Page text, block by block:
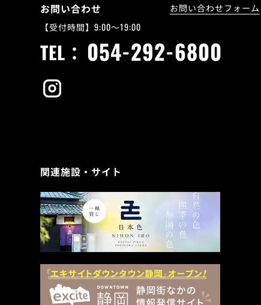
お問い合わせ
【受付時間】9:00～19:00
お問い合わせフォーム
TEL： 054-292-6800
関連施設・サイト